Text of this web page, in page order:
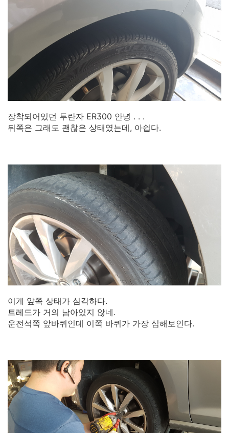
장착되어있던 투란자 ER300 안녕 . . .
뒤쪽은 그래도 괜찮은 상태였는데, 아쉽다.
이게 앞쪽 상태가 심각하다.
트레드가 거의 남아있지 않네.
운전석쪽 앞바퀴인데 이쪽 바퀴가 가장 심해보인다.